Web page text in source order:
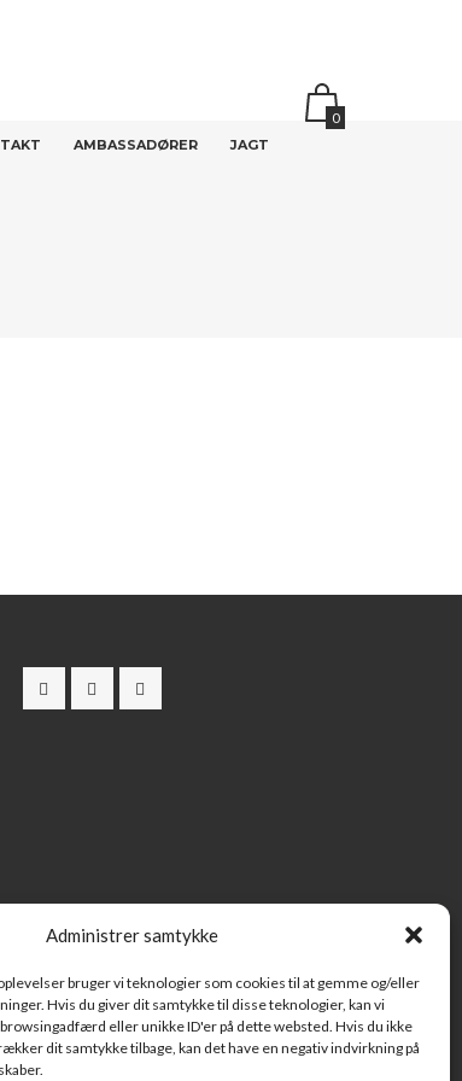
Administrer samtykke
bruger vi teknologier som cookies til at gemme og/eller
Hvis du giver dit samtykke til disse teknologier, kan vi
eller unikke ID'er på dette websted. Hvis du ikke
dit samtykke tilbage, kan det have en negativ indvirkning på
AMBASSADØRER JAGT
0